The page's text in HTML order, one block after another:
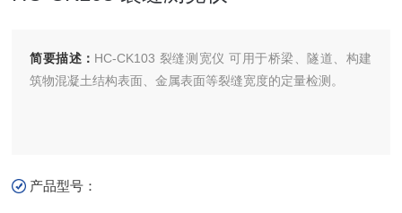
简要描述： HC-CK103 裂缝测宽仪 可用于桥梁、隧道、构建
筑物混凝土结构表面、金属表面等裂缝宽度的定量检测。
产品型号：